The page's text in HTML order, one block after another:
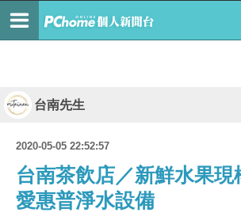
台南先生
2020-05-05 22:52:57
台南茶飲店／新鮮水果
愛惠普淨水設備